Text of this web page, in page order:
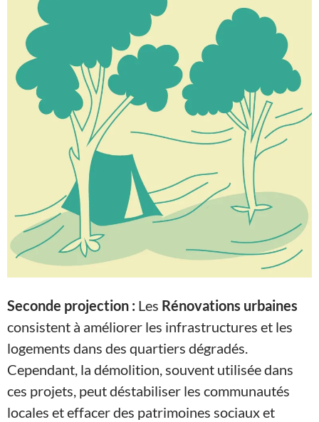
Seconde projection : Les Rénovations urbaines
consistent à améliorer les infrastructures et les
logements dans des quartiers dégradés.
Cependant, la démolition, souvent utilisée dans
ces projets, peut déstabiliser les communautés
locales et effacer des patrimoines sociaux et